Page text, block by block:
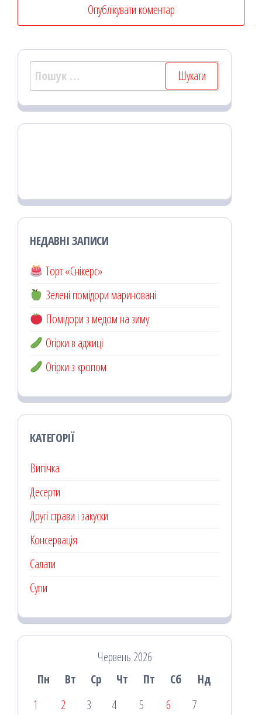
Пошук:
НЕДАВНІ ЗАПИСИ
Торт «Снікерс»
Зелені помідори мариновані
Помідори з медом на зиму
Огірки в аджиці
Огірки з кропом
КАТЕГОРІЇ
Випічка
Десерти
Другі страви і закуски
Консервація
Салати
Супи
Червень 2026
Пн
Вт Ср Чт Пт Сб
Нд
1
2 3 4 5 6
7